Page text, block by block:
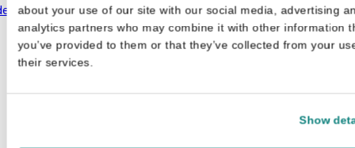
about your use of our site with our social media, advertising
analytics partners who may combine it with other information
you’ve provided to them or that they’ve collected from your
their services.
Show
€7,99